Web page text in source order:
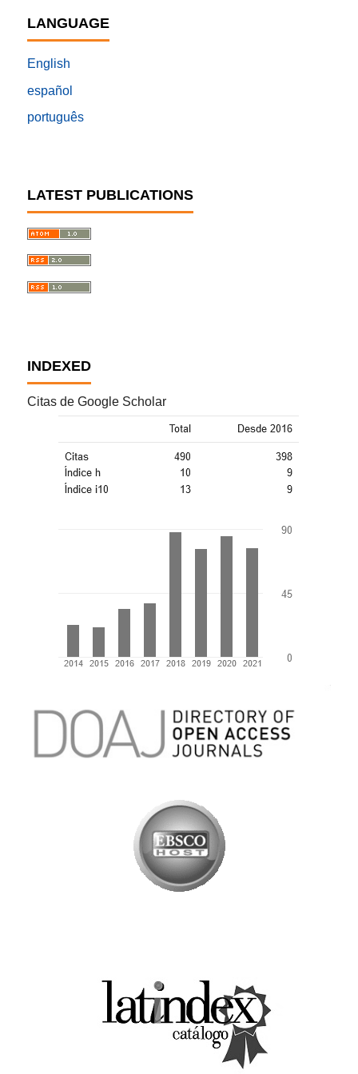
LANGUAGE
English
español
português
LATEST PUBLICATIONS
INDEXED
Citas de Google Scholar